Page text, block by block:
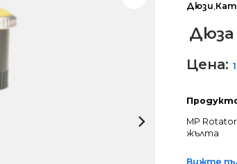
Дюзи,
Дюза
Цена:
MP
жълта
Вижте